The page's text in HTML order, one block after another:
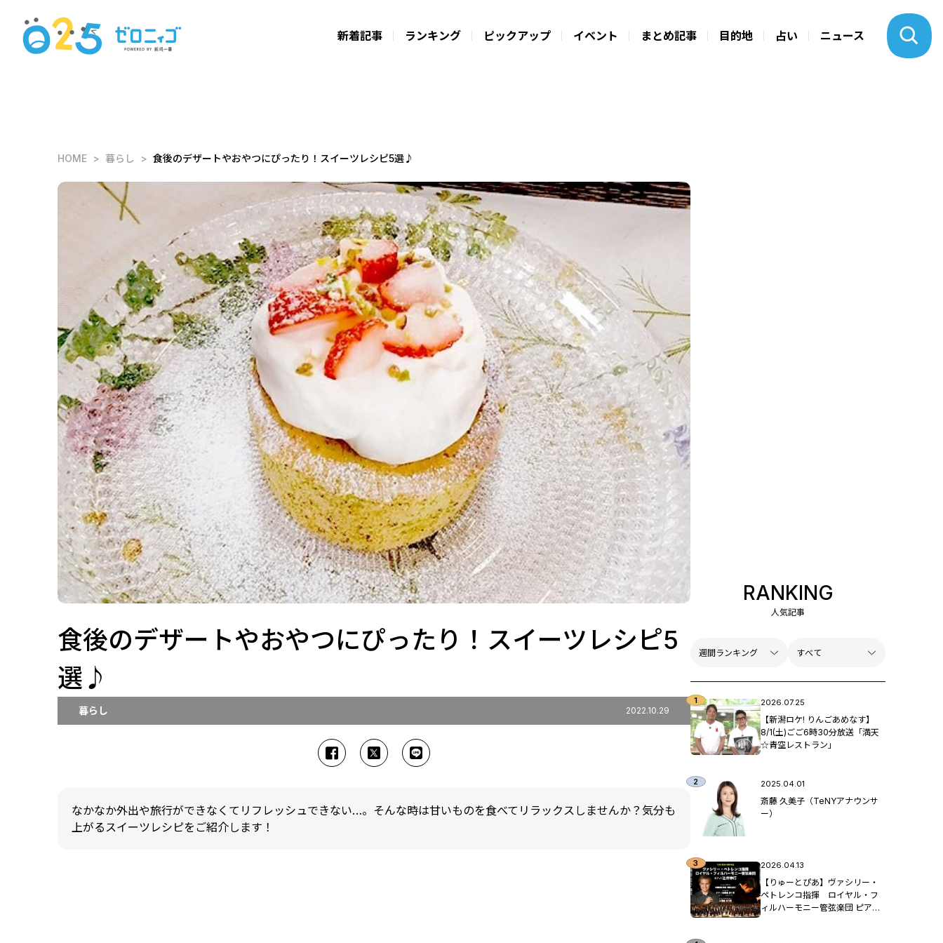
新着記事 ランキング ピックアップ イベント まとめ記事 目的地 占い ニュース
HOME 暮らし 食後のデザートやおやつにぴったり！スイーツレシピ5選♪
食後のデザートやおやつにぴったり！スイーツレシピ5
選♪
暮らし 2022.10.29
なかなか外出や旅行ができなくてリフレッシュできない…。そんな時は甘いものを食べてリラックスしませんか？気分も
上がるスイーツレシピをご紹介します！
RANKING
人気記事
2026.07.25
【新潟ロケ! りんごあめなす】
8/1(土)ごご6時30分放送「満天
☆青空レストラン」
2025.04.01
斎藤 久美子（TeNYアナウンサ
ー）
2026.04.13
【りゅーとぴあ】ヴァシリー・
ペトレンコ指揮 ロイヤル・フ
ィルハーモニー管弦楽団 ピア